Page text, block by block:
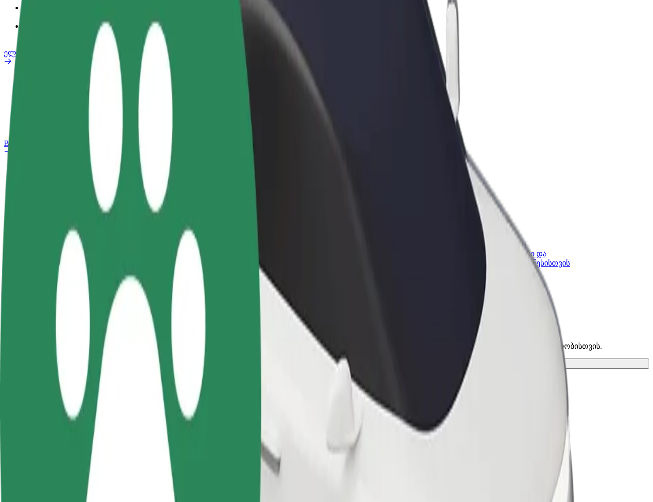
ელ. ბაიკი
Bolt Plus
როგორ გავხდე გამომწერი
პარტნიორი
საკუთარი
გრაფიკით
შეასრულე შეკვეთები და გამოიმუშვე
თანხა ყოველკვირეულად
მოიზიდე მეტი მომხმარებელი
და გაზარდე გაყიდვები
Bolt ბიზნესისთვის
Bolt-ის პროდუქტები და
სერვისები, შენი ბიზნესისთვის
როგორ მივიდეთ Galeria Warmińska დან Szpital Wojewódzki მდე
Galeria Warmińska დან Szpital Wojewódzki მდე გადაადგილების საუკეთესო გზას ეძებ? აღმოაჩინე ჩვენი სერვისები და იპოვე საუკეთესო ვარიანტი შენი მგზავრობისთვის.
გადმოწერე აპლიკაცია
Galeria Warmińska
Szpital Wojewódzki
კომფორტი და სიმარტივე შენს ხელთაა!
სანდო მგზავრობები ყოველდღიური საშუალო ზომის ავტომობილებით.
მგზავრობის სავარაუდო დრო